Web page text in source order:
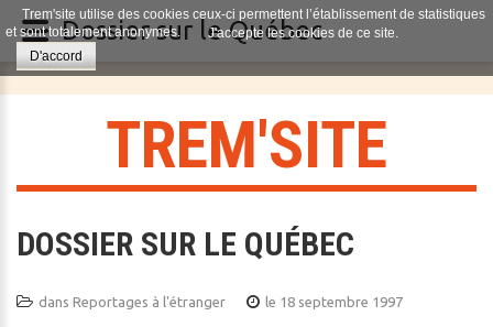
TREM'SITE
DOSSIER SUR LE QUÉBEC
dans Reportages à l'étranger le 18 septembre 1997
Trem'site utilise des cookies ceux-ci permettent l’établissement de statistiques
et sont totalement anonymes.
J'accepte les cookies de ce site.
D'accord
Dossier sur le Québec